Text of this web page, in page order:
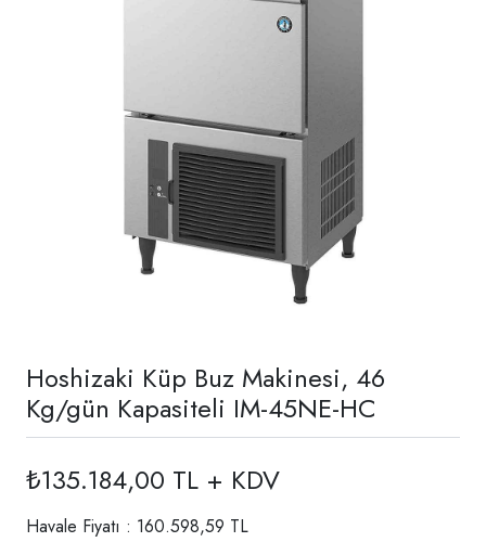
Hoshizaki Küp Buz Makinesi, 46
Kg/gün Kapasiteli IM-45NE-HC
₺135.184,00 TL + KDV
Havale Fiyatı : 160.598,59 TL